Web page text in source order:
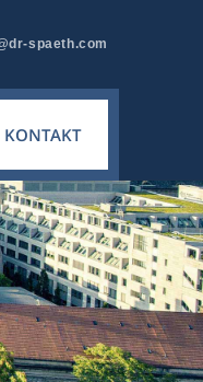
spaeth.com
KONTAKT